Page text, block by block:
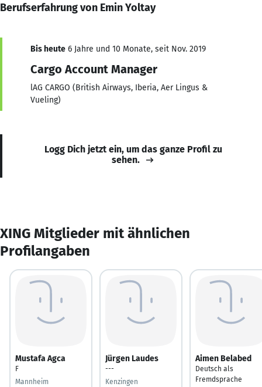
Berufserfahrung von Emin Yoltay
Bis heute 6 Jahre und 10 Monate, seit Nov. 2019
Cargo Account Manager
lAG CARGO (British Airways, Iberia, Aer Lingus &
Vueling)
Logg Dich jetzt ein, um das ganze Profil zu
sehen.
XING Mitglieder mit ähnlichen
Profilangaben
Mustafa Agca
F
Mannheim
Jürgen Laudes
---
Kenzingen
Aimen Belabed
Deutsch als
Fremdsprache